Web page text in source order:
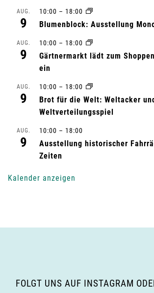
-
AUG.
9
10:00 – 18:00
Blumenblock: Ausstellung
AUG.
9
10:00 – 18:00
Gärtnermarkt lädt zum
ein
AUG.
9
10:00 – 18:00
Brot für die Welt: Weltacker
Weltverteilungsspiel
AUG.
9
10:00 – 18:00
Ausstellung historischer
Zeiten
Kalender anzeigen
FOLGT UNS AUF INSTAGRAM